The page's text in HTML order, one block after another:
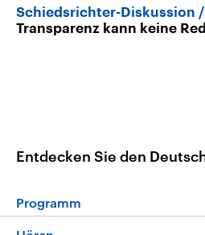
Schiedsrichter-Diskussion
Transparenz kann keine
Entdecken Sie den
Programm
Programm